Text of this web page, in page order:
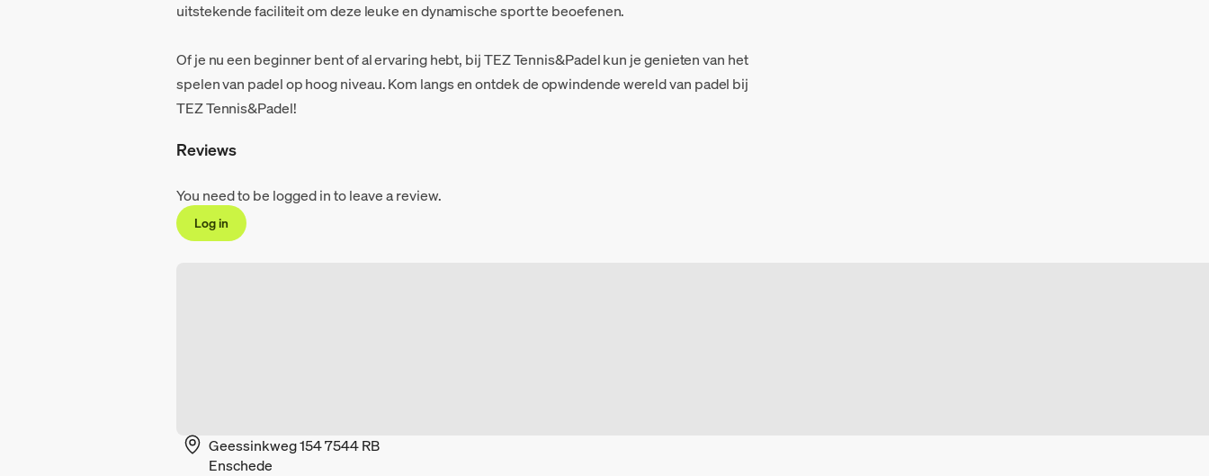
uitstekende faciliteit om deze leuke en dynamische sport te beoefenen.
Of je nu een beginner bent of al ervaring hebt, bij TEZ Tennis&Padel kun je genieten van het
spelen van padel op hoog niveau. Kom langs en ontdek de opwindende wereld van padel bij
TEZ Tennis&Padel!
Reviews
You need to be logged in to leave a review.
Log in
Geessinkweg 154 7544 RB
Enschede